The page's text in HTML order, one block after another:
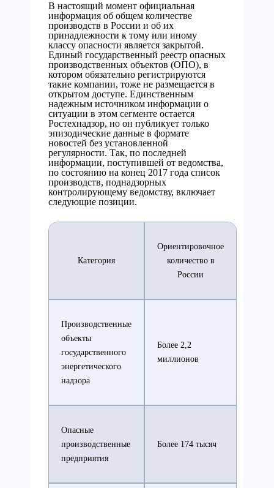
В настоящий момент официальная
информация об общем количестве
производств в России и об их
принадлежности к тому или иному
классу опасности является закрытой.
Единый государственный реестр опасных
производственных объектов (ОПО), в
котором обязательно регистрируются
такие компании, тоже не размещается в
открытом доступе. Единственным
надежным источником информации о
ситуации в этом сегменте остается
Ростехнадзор, но он публикует только
эпизодические данные в формате
новостей без установленной
регулярности. Так, по последней
информации, поступившей от ведомства,
по состоянию на конец 2017 года список
производств, поднадзорных
контролирующему ведомству, включает
следующие позиции.
Категория
Ориентировочное
количество в
России
Производственные
объекты
государственного
энергетического
надзора
Более 2,2
миллионов
Опасные
производственные
предприятия
Более 174 тысяч